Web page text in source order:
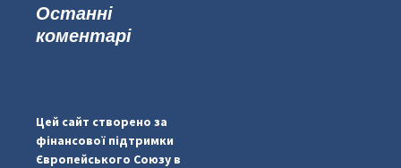
pimrec_project
Останні
коментарі
Цей сайт створено за
фінансової підтримки
Європейського Союзу в